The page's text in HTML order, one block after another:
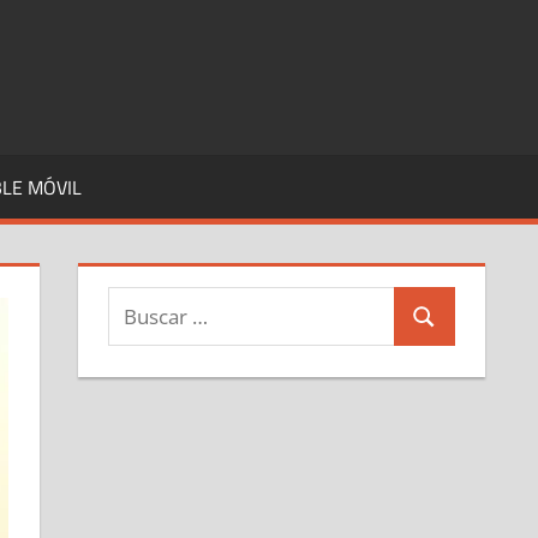
MÓVIL
Buscar:
Buscar